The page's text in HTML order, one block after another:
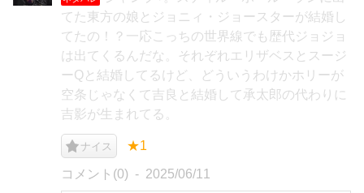
てた東方の娘とジョニィ・ジョースターが結婚し
てたの！？一応こっちの世界線でも歴代ジョジョ
は出てくるんだな。それぞれエリザベスとスージ
ーQと結婚してるけど、どういうわけかホリーが
空条じゃなくて吉良と結婚して承太郎の代わりに
吉影が生まれてる。
ナイス ★1
コメント(0) 2025/06/11